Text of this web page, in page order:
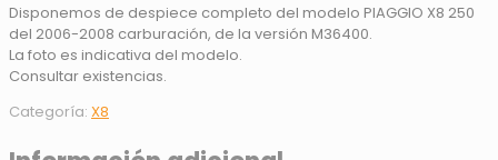
Disponemos de despiece completo del modelo PIAGGIO X8 250
del 2006-2008 carburación, de la versión M36400.
La foto es indicativa del modelo.
Consultar existencias.
Categoría: X8